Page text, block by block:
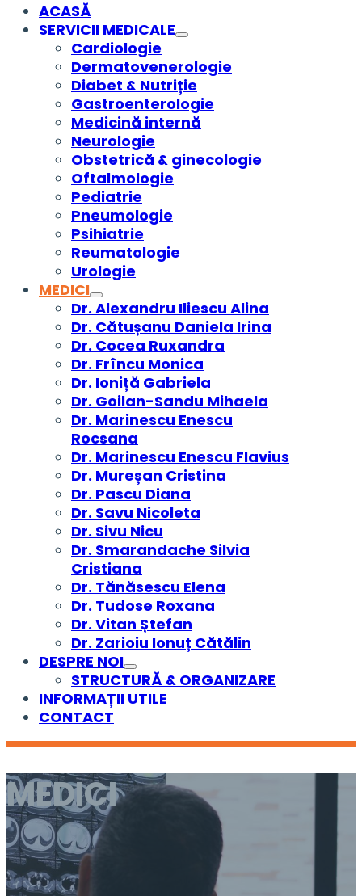
ACASĂ
SERVICII MEDICALE
Cardiologie
Dermatovenerologie
Diabet & Nutriție
Gastroenterologie
Medicină internă
Neurologie
Obstetrică & ginecologie
Oftalmologie
Pediatrie
Pneumologie
Psihiatrie
Reumatologie
Urologie
MEDICI
Dr. Alexandru Iliescu Alina
Dr. Cătușanu Daniela Irina
Dr. Cocea Ruxandra
Dr. Frîncu Monica
Dr. Ioniță Gabriela
Dr. Goilan-Sandu Mihaela
Dr. Marinescu Enescu
Rocsana
Dr. Marinescu Enescu Flavius
Dr. Mureșan Cristina
Dr. Pascu Diana
Dr. Savu Nicoleta
Dr. Sivu Nicu
Dr. Smarandache Silvia
Cristiana
Dr. Tănăsescu Elena
Dr. Tudose Roxana
Dr. Vitan Ștefan
Dr. Zarioiu Ionuț Cătălin
DESPRE NOI
STRUCTURĂ & ORGANIZARE
INFORMAȚII UTILE
CONTACT
MEDICI